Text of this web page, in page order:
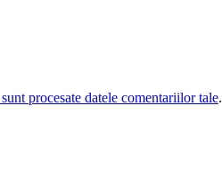
procesate datele comentariilor tale.